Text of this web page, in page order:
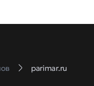
parimar.ru